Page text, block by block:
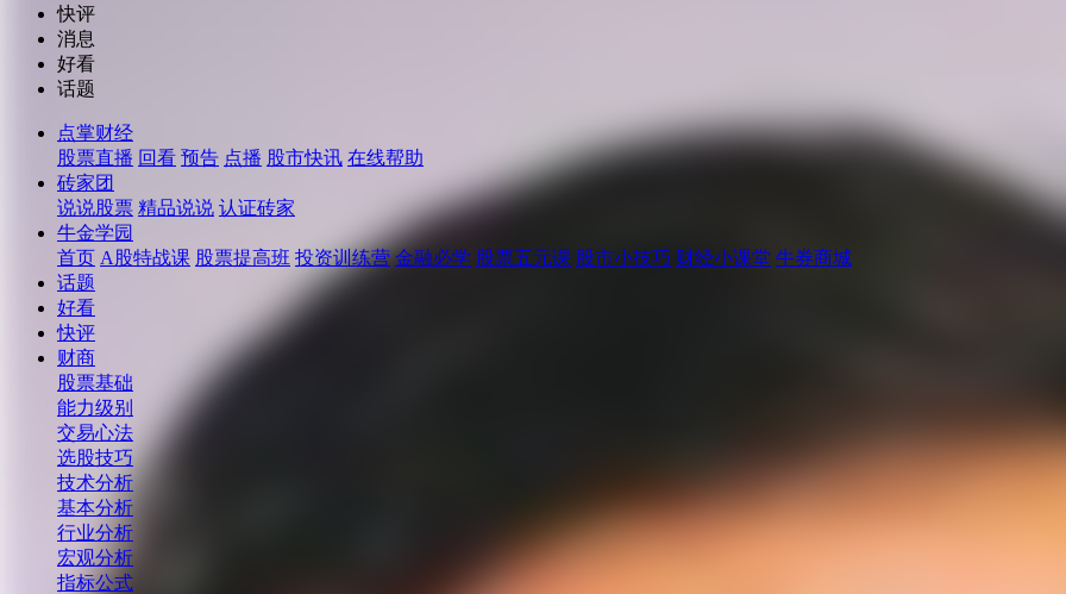
快评
消息
好看
话题
点掌财经
股票直播 回看 预告 点播 股市快讯 在线帮助
砖家团
说说股票 精品说说 认证砖家
牛金学园
首页 A股特战课 股票提高班 投资训练营 金融必学 股票五元课 股市小技巧 财经小课堂 牛券商城
话题
好看
快评
财商
股票基础
能力级别
交易心法
选股技巧
技术分析
基本分析
行业分析
宏观分析
指标公式